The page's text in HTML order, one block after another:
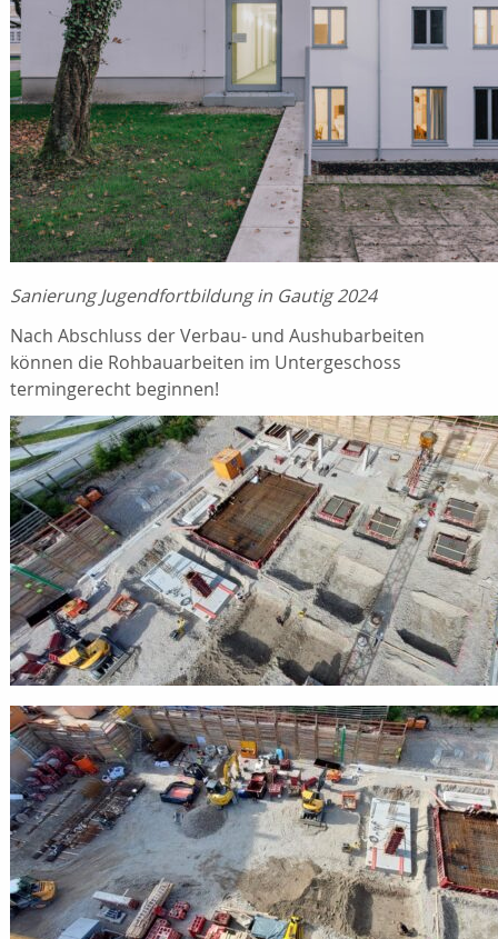
Sanierung Jugendfortbildung in Gautig 2024
Nach Abschluss der Verbau- und Aushubarbeiten
können die Rohbauarbeiten im Untergeschoss
termingerecht beginnen!